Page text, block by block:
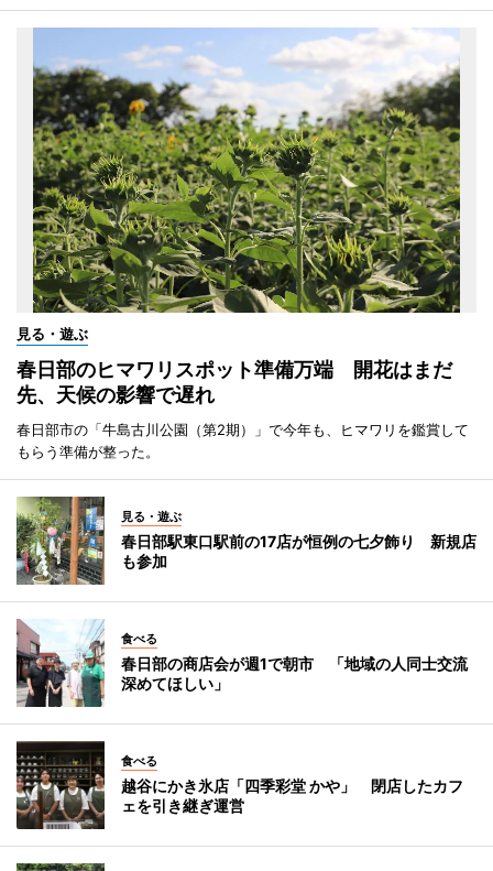
見る・遊ぶ
春日部のヒマワリスポット準備万端 開花はまだ
先、天候の影響で遅れ
春日部市の「牛島古川公園（第2期）」で今年も、ヒマワリを鑑賞して
もらう準備が整った。
見る・遊ぶ
春日部駅東口駅前の17店が恒例の七夕飾り 新規店
も参加
食べる
春日部の商店会が週1で朝市 「地域の人同士交流
深めてほしい」
食べる
越谷にかき氷店「四季彩堂 かや」 閉店したカフ
ェを引き継ぎ運営